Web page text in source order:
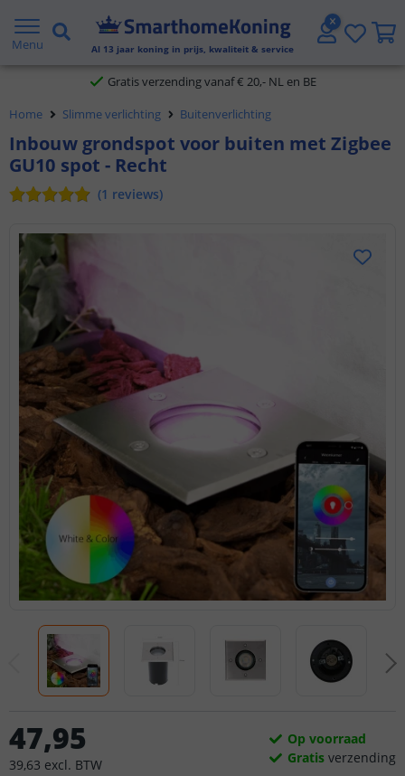
Menu Al 13 jaar koning in prijs, kwaliteit & service
2 jaar garantie
Gratis verzending vanaf € 20,- NL en BE
Klantbeoordeling 9.1
Voor 23:45 uur besteld,
Home Slimme verlichting Buitenverlichting
Inbouw grondspot voor buiten met Zigbee
GU10 spot - Recht
(1 reviews)
47,95
39,63 excl. BTW
Op voorraad
Gratis verzending